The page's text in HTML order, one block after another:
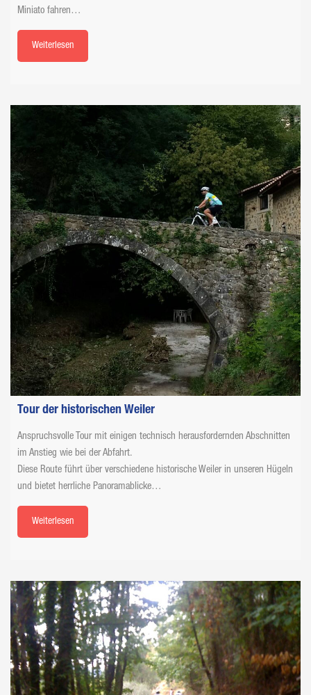
Miniato fahren…
Weiterlesen
Tour der historischen Weiler
Anspruchsvolle Tour mit einigen technisch herausfordernden Abschnitten
im Anstieg wie bei der Abfahrt.
Diese Route führt über verschiedene historische Weiler in unseren Hügeln
und bietet herrliche Panoramablicke…
Weiterlesen